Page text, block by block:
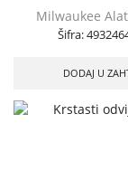
Milwaukee
Šifra:
DODAJ U